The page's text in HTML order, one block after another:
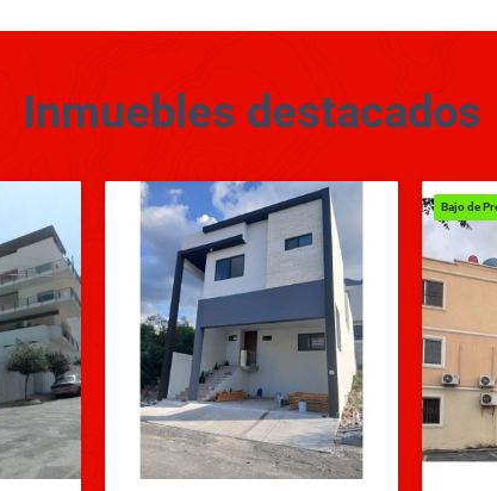
Inmuebles destacados
Bajo de